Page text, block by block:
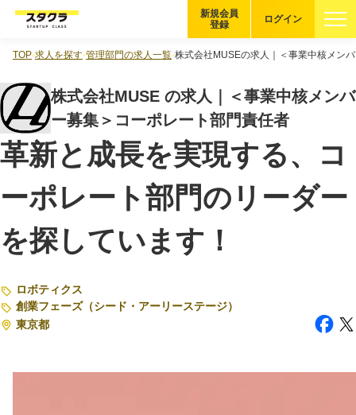
企業を探す
適性診断 無料・5分
スタクラが選ばれる理由
スタートアップ厳選の仕組み
登録者の転職・副業実績
ログイン
新規会員
登録
TOP 求人を探す 管理部門の求人一覧 株式会社MUSEの求人｜＜事業中核メン
株式会社MUSE の求人｜＜事業中核メンバ
ー募集＞コーポレート部門責任者
革新と成長を実現する、コ
ーポレート部門のリーダー
を探しています！
ロボティクス
創業フェーズ（シード・アーリーステージ）
東京都